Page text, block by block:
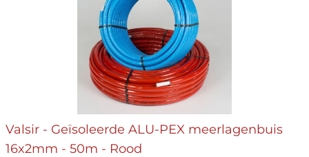
Valsir - Geïsoleerde ALU-PEX meerlagenbuis
16x2mm - 50m - Rood